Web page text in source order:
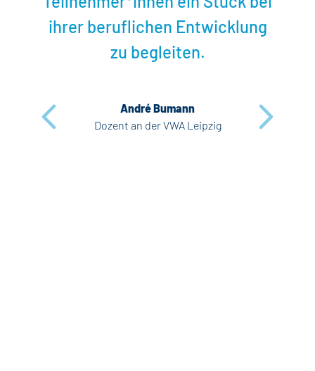
ihrer beruflichen Entwicklung
zu begleiten.
André Bumann
Dozent an der VWA Leipzig